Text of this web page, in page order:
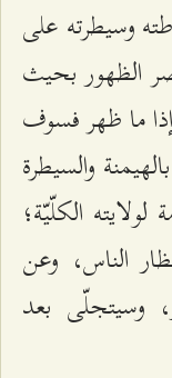
وسيطرته على
الظهور بحيث
ما ظهر فسوف
والسيطرة
الكلّيّة؛
الناس، وعن
وسيتجلّى بعد